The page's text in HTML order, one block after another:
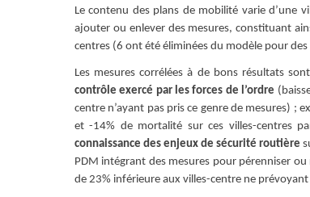
Le contenu des plans de mobilité varie d’une
ajouter ou enlever des mesures, constituant
centres (6 ont été éliminées du modèle pour
Les mesures corrélées à de bons résultats
contrôle exercé par les forces de l’ordre
centre n’ayant pas pris ce genre de mesures) ;
et -14% de mortalité sur ces villes-centres
connaissance des enjeux de sécurité routière
PDM intégrant des mesures pour pérenniser
de 23% inférieure aux villes-centre ne prévoyant